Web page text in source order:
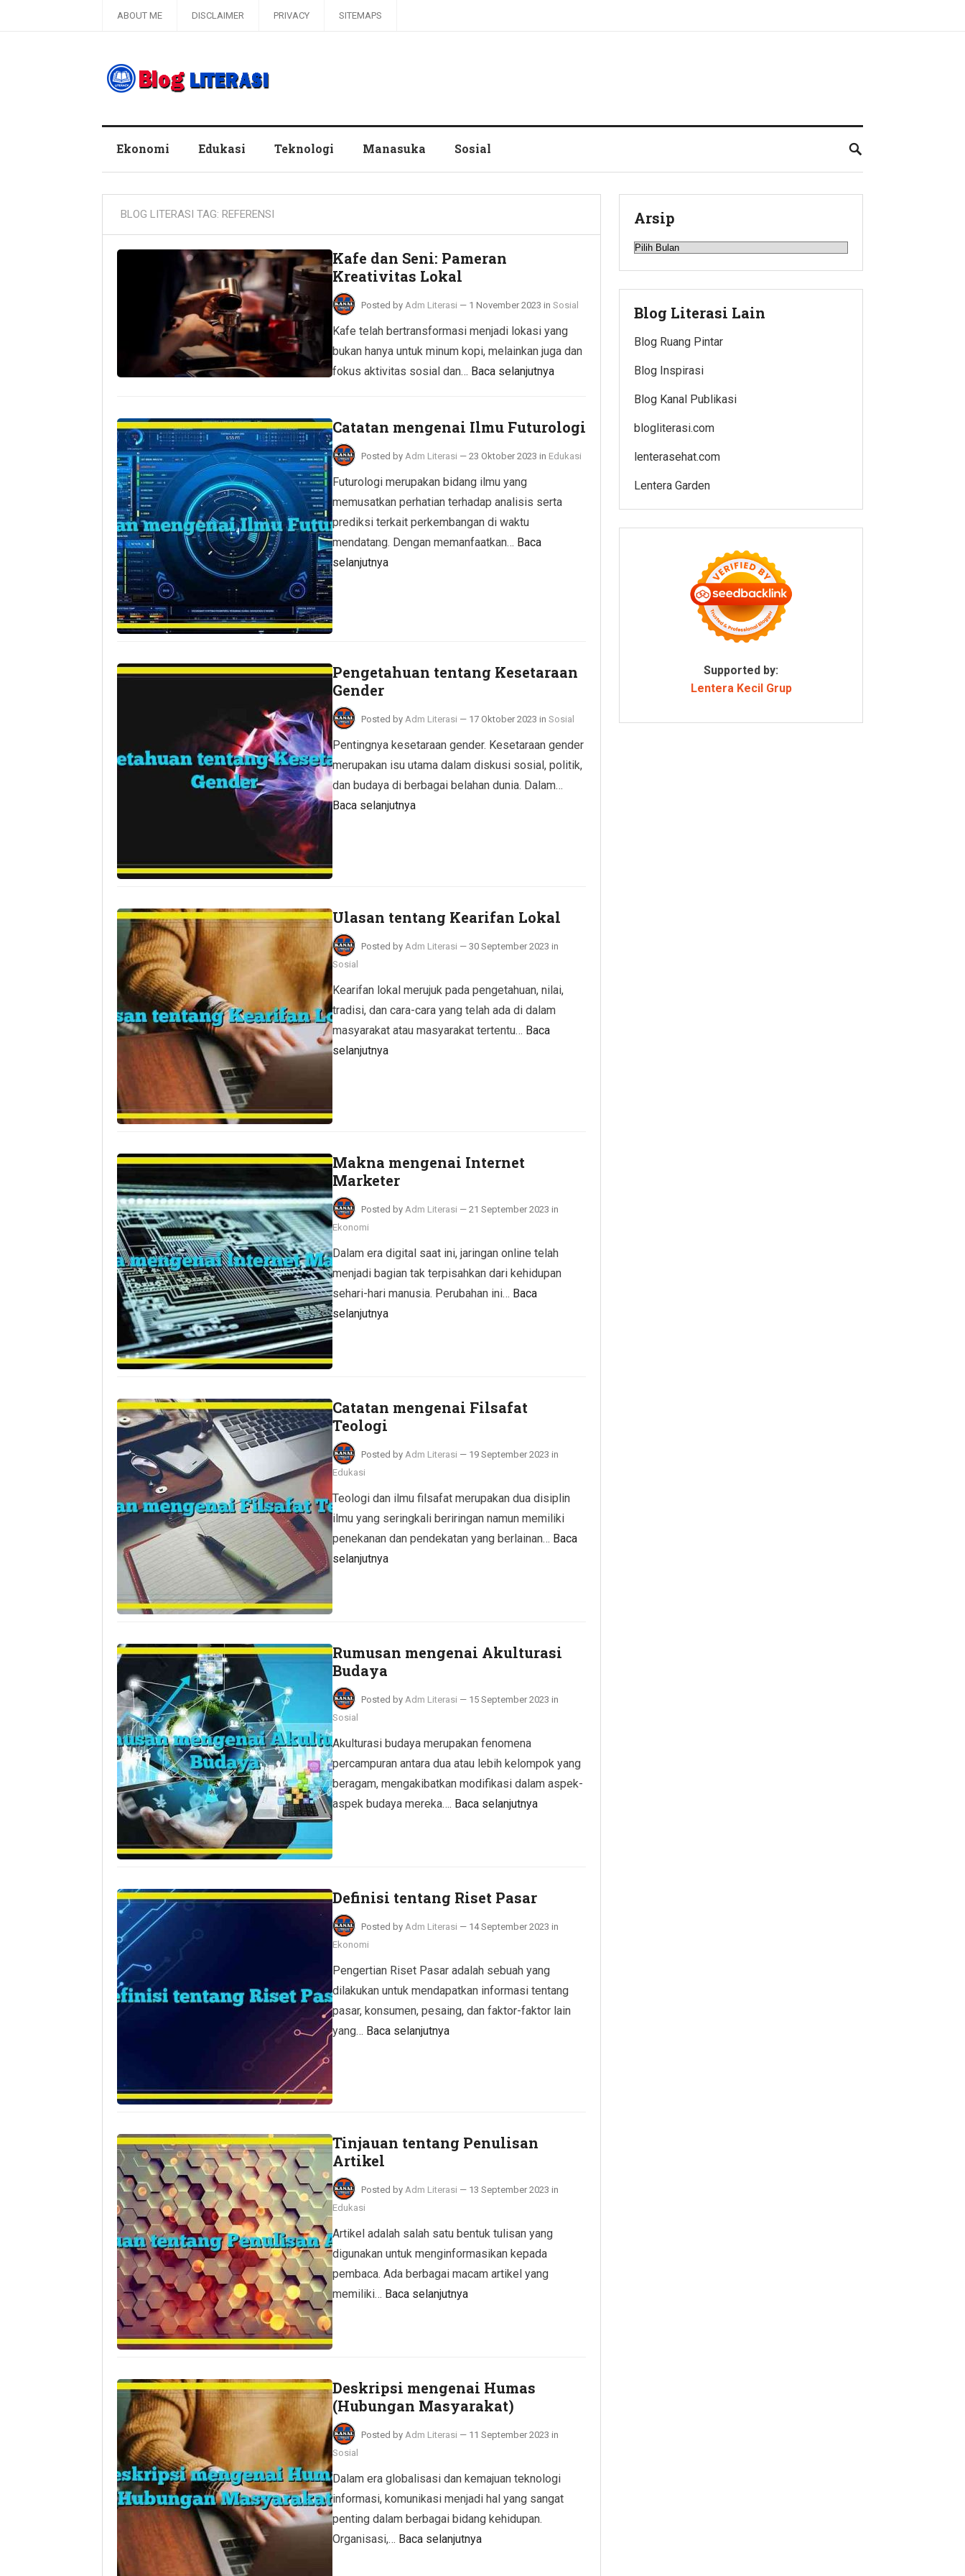
ABOUT ME DISCLAIMER PRIVACY SITEMAPS
Ekonomi Edukasi Teknologi Manasuka Sosial
BLOG LITERASI TAG: REFERENSI
Kafe dan Seni: Pameran
Kreativitas Lokal
Posted by Adm Literasi — 1 November 2023 in Sosial
Kafe telah bertransformasi menjadi lokasi yang
bukan hanya untuk minum kopi, melainkan juga dan
fokus aktivitas sosial dan… Baca selanjutnya
Catatan mengenai Ilmu Futurologi
Posted by Adm Literasi — 23 Oktober 2023 in Edukasi
Futurologi merupakan bidang ilmu yang
memusatkan perhatian terhadap analisis serta
prediksi terkait perkembangan di waktu
mendatang. Dengan memanfaatkan… Baca
selanjutnya
Pengetahuan tentang Kesetaraan
Gender
Posted by Adm Literasi — 17 Oktober 2023 in Sosial
Pentingnya kesetaraan gender. Kesetaraan gender
merupakan isu utama dalam diskusi sosial, politik,
dan budaya di berbagai belahan dunia. Dalam…
Baca selanjutnya
Ulasan tentang Kearifan Lokal
Posted by Adm Literasi — 30 September 2023 in
Sosial
Kearifan lokal merujuk pada pengetahuan, nilai,
tradisi, dan cara-cara yang telah ada di dalam
masyarakat atau masyarakat tertentu… Baca
selanjutnya
Makna mengenai Internet
Marketer
Posted by Adm Literasi — 21 September 2023 in
Ekonomi
Dalam era digital saat ini, jaringan online telah
menjadi bagian tak terpisahkan dari kehidupan
sehari-hari manusia. Perubahan ini… Baca
selanjutnya
Catatan mengenai Filsafat
Teologi
Posted by Adm Literasi — 19 September 2023 in
Edukasi
Teologi dan ilmu filsafat merupakan dua disiplin
ilmu yang seringkali beriringan namun memiliki
penekanan dan pendekatan yang berlainan… Baca
selanjutnya
Rumusan mengenai Akulturasi
Budaya
Posted by Adm Literasi — 15 September 2023 in
Sosial
Akulturasi budaya merupakan fenomena
percampuran antara dua atau lebih kelompok yang
beragam, mengakibatkan modifikasi dalam aspek-
aspek budaya mereka…. Baca selanjutnya
Definisi tentang Riset Pasar
Posted by Adm Literasi — 14 September 2023 in
Ekonomi
Pengertian Riset Pasar adalah sebuah yang
dilakukan untuk mendapatkan informasi tentang
pasar, konsumen, pesaing, dan faktor-faktor lain
yang… Baca selanjutnya
Tinjauan tentang Penulisan
Artikel
Posted by Adm Literasi — 13 September 2023 in
Edukasi
Artikel adalah salah satu bentuk tulisan yang
digunakan untuk menginformasikan kepada
pembaca. Ada berbagai macam artikel yang
memiliki… Baca selanjutnya
Deskripsi mengenai Humas
(Hubungan Masyarakat)
Posted by Adm Literasi — 11 September 2023 in
Sosial
Dalam era globalisasi dan kemajuan teknologi
informasi, komunikasi menjadi hal yang sangat
penting dalam berbagai bidang kehidupan.
Organisasi,… Baca selanjutnya
Arsip
Arsip
Blog Literasi Lain
Blog Ruang Pintar
Blog Inspirasi
Blog Kanal Publikasi
blogliterasi.com
lenterasehat.com
Lentera Garden
Supported by:
Lentera Kecil Grup